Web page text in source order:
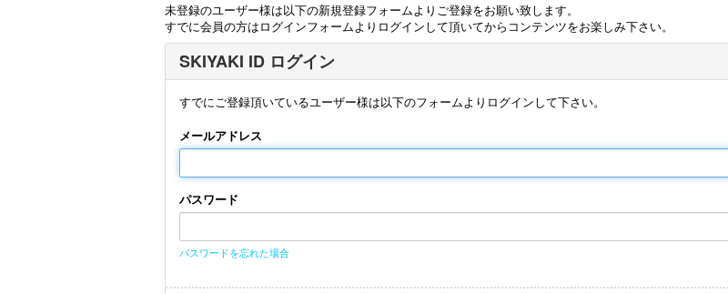
未登録のユーザー様は以下の新規登録フォームよりご登録をお願い致します。
すでに会員の方はログインフォームよりログインして頂いてからコンテンツをお楽しみ下さい。
SKIYAKI ID ログイン
すでにご登録頂いているユーザー様は以下のフォームよりログインして下さい。
メールアドレス
パスワード
パスワードを忘れた場合